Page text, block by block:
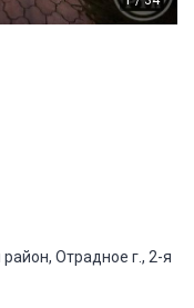
Отрадное г., 2-я